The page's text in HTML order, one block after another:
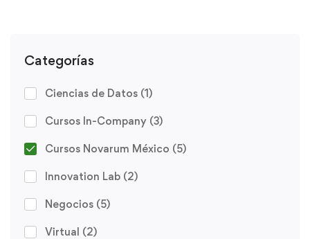
Categorías
Ciencias de Datos (1)
Cursos In-Company (3)
Cursos Novarum México (5)
Innovation Lab (2)
Negocios (5)
Virtual (2)